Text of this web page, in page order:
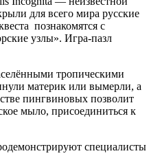
для всего мира русские
познакомятся с
узлы». Игра-пазл
тропическими
материк или вымерли, а
пингвиновых позволит
мыло, присоединиться к
специалисты